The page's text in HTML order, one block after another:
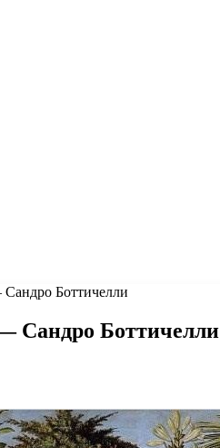
Боттичелли
Сандро Боттичелли